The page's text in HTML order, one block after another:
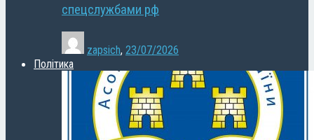
спецслужбами рф
zapsich, 23/07/2026
Політика